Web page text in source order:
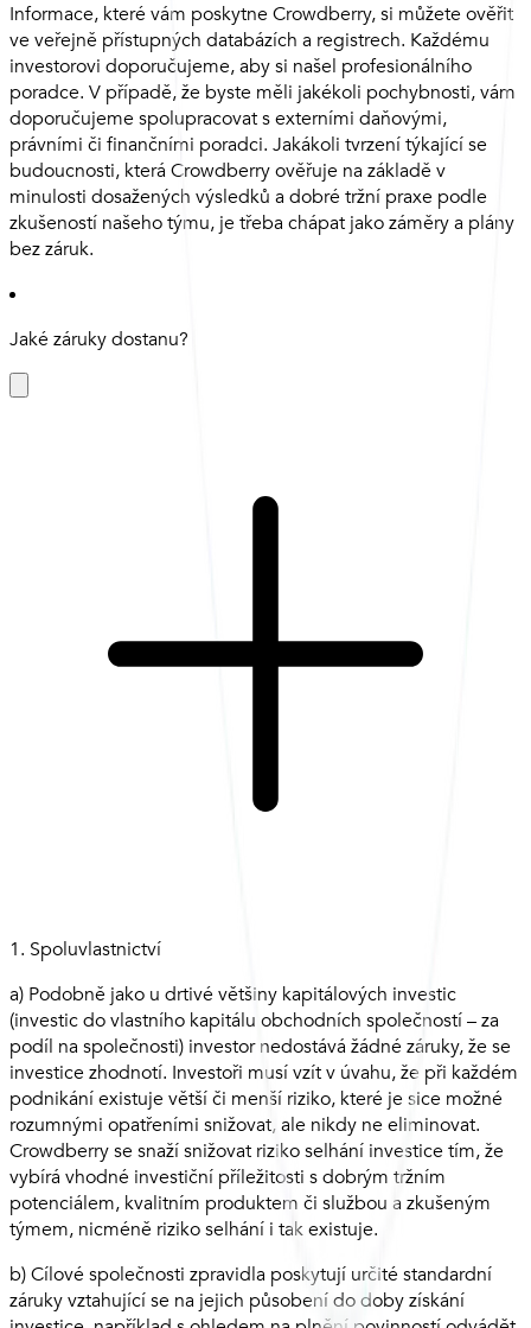
Informace, které vám poskytne Crowdberry, si můžete ověřit
ve veřejně přístupných databázích a registrech. Každému
investorovi doporučujeme, aby si našel profesionálního
poradce. V případě, že byste měli jakékoli pochybnosti, vám
doporučujeme spolupracovat s externími daňovými,
právními či finančními poradci. Jakákoli tvrzení týkající se
budoucnosti, která Crowdberry ověřuje na základě v
minulosti dosažených výsledků a dobré tržní praxe podle
zkušeností našeho týmu, je třeba chápat jako záměry a plány
bez záruk.
Jaké záruky dostanu?
1. Spoluvlastnictví
a) Podobně jako u drtivé většiny kapitálových investic
(investic do vlastního kapitálu obchodních společností – za
podíl na společnosti) investor nedostává žádné záruky, že se
investice zhodnotí. Investoři musí vzít v úvahu, že při každém
podnikání existuje větší či menší riziko, které je sice možné
rozumnými opatřeními snižovat, ale nikdy ne eliminovat.
Crowdberry se snaží snižovat riziko selhání investice tím, že
vybírá vhodné investiční příležitosti s dobrým tržním
potenciálem, kvalitním produktem či službou a zkušeným
týmem, nicméně riziko selhání i tak existuje.
b) Cílové společnosti zpravidla poskytují určité standardní
záruky vztahující se na jejich působení do doby získání